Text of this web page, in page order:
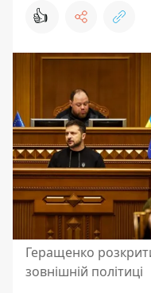
👍
Геращенко
зовнішній політиці